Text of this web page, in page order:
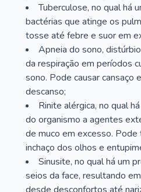
Tuberculose, no qual há
bactérias que atinge os
tosse até febre e suor em
Apneia do sono,
da respiração em períodos
sono. Pode causar cansaço
descanso;
Rinite alérgica, no qual
do organismo a agentes
de muco em excesso.
inchaço dos olhos e
Sinusite, no qual há um
seios da face, resultando